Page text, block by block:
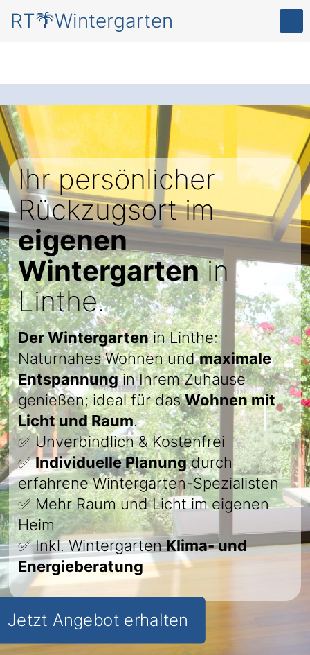
RT🌴Wintergarten
Ihr persönlicher
Rückzugsort im
eigenen
Wintergartenin
Linthe.
Der Wintergartenin Linthe:
Naturnahes Wohnen undmaximale
Entspannungin Ihrem Zuhause
genießen; ideal für dasWohnen mit
Licht und Raum.
✅ Unverbindlich & Kostenfrei
✅Individuelle Planungdurch
erfahrene Wintergarten-Spezialisten
✅ Mehr Raum und Licht im eigenen
Heim
✅ Inkl. WintergartenKlima- und
Energieberatung
Jetzt Angebot erhalten